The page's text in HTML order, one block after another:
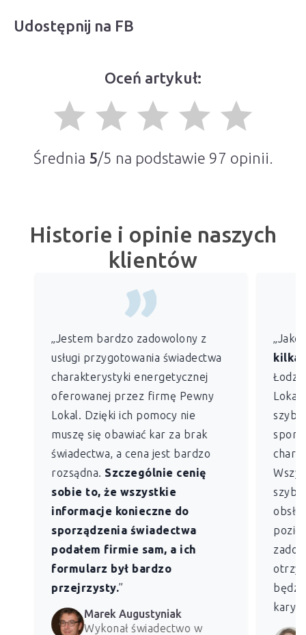
Udostępnij na FB
Oceń artykuł:
grade grade grade grade grade
Średnia 5/5 na podstawie 97 opinii.
Historie i opinie naszych
klientów
„Jestem bardzo zadowolony z
usługi przygotowania świadectwa
charakterystyki energetycznej
oferowanej przez firmę Pewny
Lokal. Dzięki ich pomocy nie
muszę się obawiać kar za brak
świadectwa, a cena jest bardzo
rozsądna. Szczególnie cenię
sobie to, że wszystkie
informacje konieczne do
sporządzenia świadectwa
podałem firmie sam, a ich
formularz był bardzo
przejrzysty.”
Marek Augustyniak
Wykonał świadectwo w
„Jako
Łodzi)
Lokal
kary